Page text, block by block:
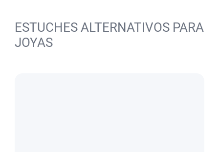
ESTUCHES ALTERNATIVOS PARA
JOYAS